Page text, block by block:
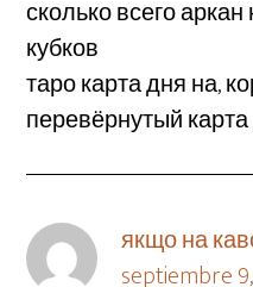
сколько всего
кубков
таро карта дня на,
перевёрнутый
якщо на
septiembre